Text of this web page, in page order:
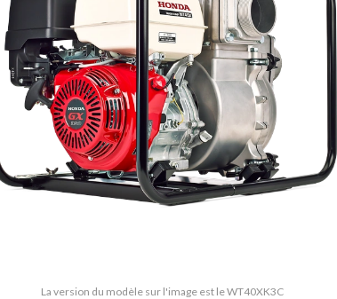
La version du modèle sur l'image est le WT40XK3C